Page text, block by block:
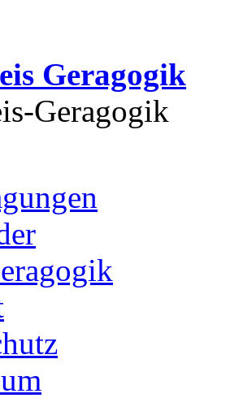
Geragogik
Geragogik